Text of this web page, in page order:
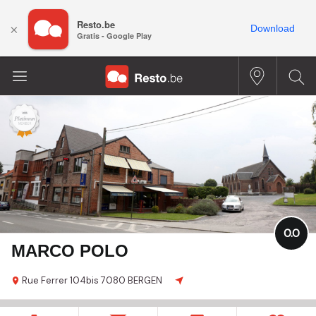
MARCO POLO
Rue Ferrer104bis 7080 BERGEN
0.0
× Resto.be
Gratis - Google Play
Download